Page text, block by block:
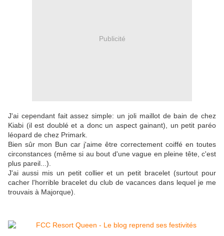
Publicité
J'ai cependant fait assez simple: un joli maillot de bain de chez
Kiabi (il est doublé et a donc un aspect gainant), un petit paréo
léopard de chez Primark.
Bien sûr mon Bun car j'aime être correctement coiffé en toutes
circonstances (même si au bout d'une vague en pleine tête, c'est
plus pareil...).
J'ai aussi mis un petit collier et un petit bracelet (surtout pour
cacher l'horrible bracelet du club de vacances dans lequel je me
trouvais à Majorque).